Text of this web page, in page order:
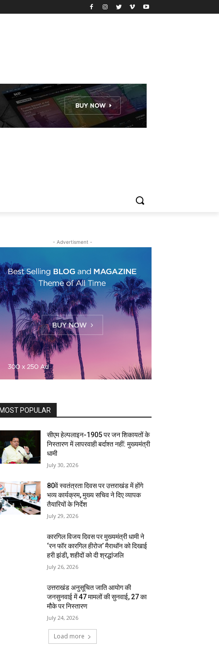
- Advertisment -
MOST POPULAR
सीएम हेल्पलाइन-1905 पर जन शिकायतों के
निस्तारण में लापरवाही बर्दाश्त नहीं: मुख्यमंत्री
धामी
July 30, 2026
80वें स्वतंत्रता दिवस पर उत्तराखंड में होंगे
भव्य कार्यक्रम, मुख्य सचिव ने दिए व्यापक
तैयारियों के निर्देश
July 29, 2026
कारगिल विजय दिवस पर मुख्यमंत्री धामी ने
‘रन फॉर कारगिल हीरोज’ मैराथॉन को दिखाई
हरी झंडी, शहीदों को दी श्रद्धांजलि
July 26, 2026
उत्तराखंड अनुसूचित जाति आयोग की
जनसुनवाई में 47 मामलों की सुनवाई, 27 का
मौके पर निस्तारण
July 24, 2026
Load more